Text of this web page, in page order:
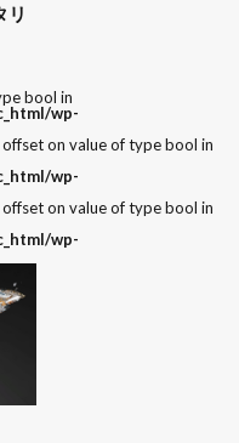
リ
bool in
wp-
on value of type bool in
wp-
on value of type bool in
wp-